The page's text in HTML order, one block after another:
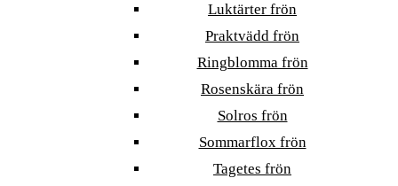
Luktärter frön
Praktvädd frön
Ringblomma frön
Rosenskära frön
Solros frön
Sommarflox frön
Tagetes frön